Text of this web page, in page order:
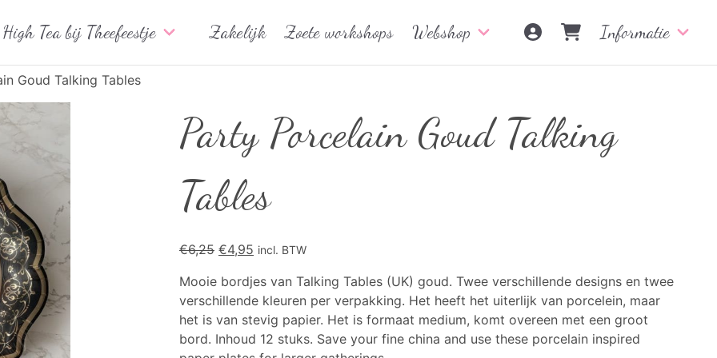
High Tea bij Theefeestje Zakelijk Zoete workshops Webshop Informatie
Goud Talking Tables
Party Porcelain Goud Talking
Tables
€6,25 Oorspronkelijke
was:
€6,25.
€4,95 Huidige
is:
€4,95.
incl. BTW
Mooie bordjes van Talking Tables (UK) goud. Twee verschillende designs en twee
verschillende kleuren per verpakking. Het heeft het uiterlijk van porcelein, maar
het is van stevig papier. Het is formaat medium, komt overeen met een groot
bord. Inhoud 12 stuks. Save your fine china and use these porcelain inspired